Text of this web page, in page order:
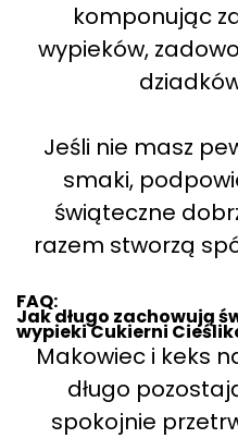
komponując
wypieków,
Jeśli nie masz
smaki,
świąteczne
razem stworzą
FAQ:
Jak długo zachowują
wypieki Cukierni
Makowiec i keks
długo
spokojnie